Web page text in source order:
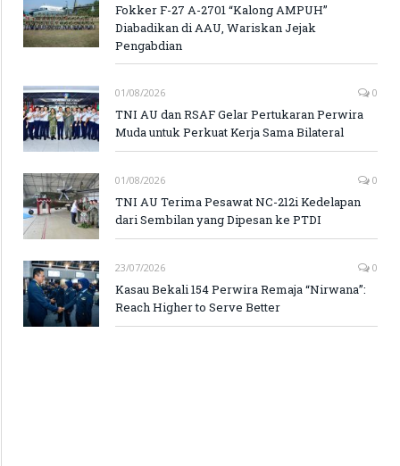
Fokker F-27 A-2701 “Kalong AMPUH”
Diabadikan di AAU, Wariskan Jejak
Pengabdian
01/08/2026 0
TNI AU dan RSAF Gelar Pertukaran Perwira
Muda untuk Perkuat Kerja Sama Bilateral
01/08/2026 0
TNI AU Terima Pesawat NC-212i Kedelapan
dari Sembilan yang Dipesan ke PTDI
23/07/2026 0
Kasau Bekali 154 Perwira Remaja “Nirwana”:
Reach Higher to Serve Better